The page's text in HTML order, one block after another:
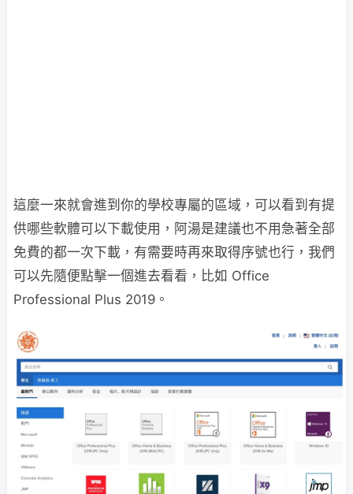
這麼一來就會進到你的學校專屬的區域，可以看到有提
供哪些軟體可以下載使用，阿湯是建議也不用急著全部
免費的都一次下載，有需要時再來取得序號也行，我們
可以先隨便點擊一個進去看看，比如 Office
Professional Plus 2019。